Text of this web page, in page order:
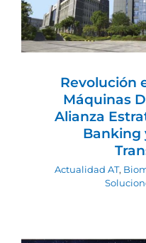
Actualidad AT
Revolución
Máquinas
Alianza
Banking
Actualidad AT,